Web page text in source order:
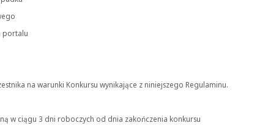
portalu
na warunki Konkursu wynikające z niniejszego Regulaminu.
w ciągu 3 dni roboczych od dnia zakończenia konkursu